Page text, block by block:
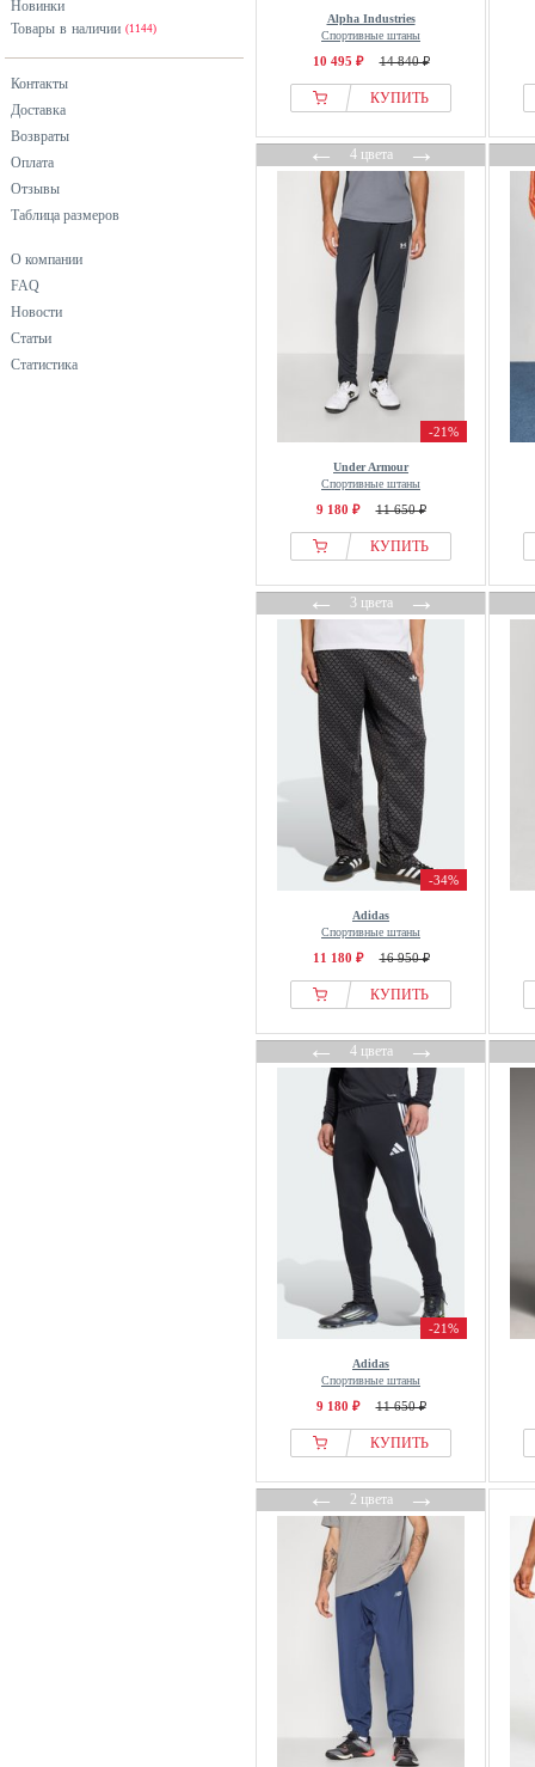
Big Star
Billabong
Blend
BLKVIS
Boggi Milano
Bogner
BONOBO Jeans
Born Living Yoga
BOSS
черный
Новинки
Товары в наличии (1144)
Контакты
Доставка
Возвраты
Оплата
Отзывы
Таблица размеров
О компании
FAQ
Новости
Статьи
Статистика
Alpha Industries
Спортивные штаны
10 495 ₽ 14 840 ₽
КУПИТЬ
←4 цвета→
-21%
Under Armour
Спортивные штаны
9 180 ₽ 11 650 ₽
КУПИТЬ
←3 цвета→
-34%
Adidas
Спортивные штаны
11 180 ₽ 16 950 ₽
КУПИТЬ
←4 цвета→
-21%
Adidas
Спортивные штаны
9 180 ₽ 11 650 ₽
КУПИТЬ
←2 цвета→